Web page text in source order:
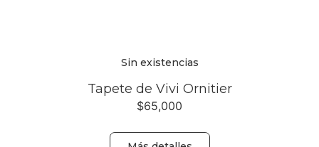
Sin existencias
Tapete de Vivi Ornitier
$65,000